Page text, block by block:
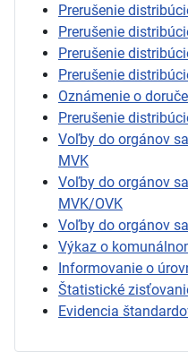
Prerušenie
Prerušenie
Prerušenie
Prerušenie
Oznámenie o
Prerušenie
Voľby do orgánov
MVK
Voľby do orgánov
MVK/OVK
Voľby do orgánov
Výkaz o
Informovanie o
Štatistické
Evidencia